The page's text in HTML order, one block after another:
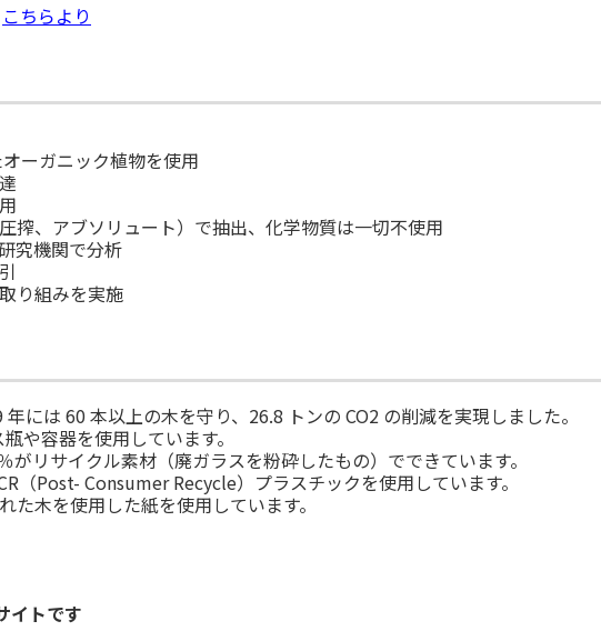
こちらより
ーガニック植物を使用
搾、アブソリュート）で抽出、化学物質は一切不使用
究機関で分析
り組みを実施
には 60 本以上の木を守り、26.8 トンの CO2 の削減を実現しました。
や容器を使用しています。
がリサイクル素材（廃ガラスを粉砕したもの）でできています。
（Post- Consumer Recycle）プラスチックを使用しています。
た木を使用した紙を使用しています。
イトです